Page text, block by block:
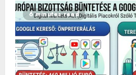
6 minutes read